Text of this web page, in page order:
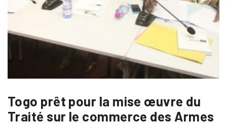
Togo prêt pour la mise œuvre du
Traité sur le commerce des Armes